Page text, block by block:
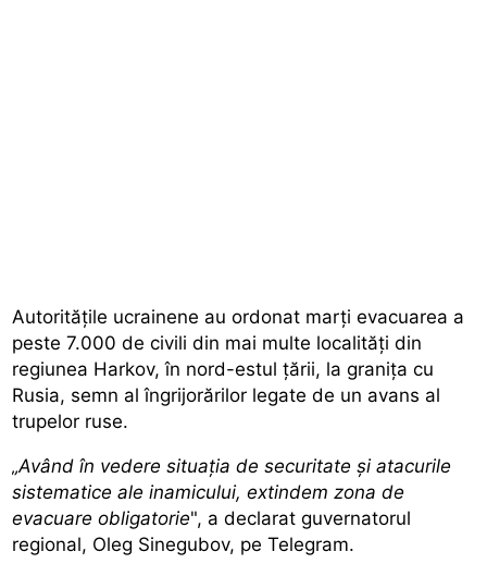
Autoritățile ucrainene au ordonat marți evacuarea a
peste 7.000 de civili din mai multe localități din
regiunea Harkov, în nord-estul țării, la granița cu
Rusia, semn al îngrijorărilor legate de un avans al
trupelor ruse.
„Având în vedere situaţia de securitate şi atacurile
sistematice ale inamicului, extindem zona de
evacuare obligatorie", a declarat guvernatorul
regional, Oleg Sinegubov, pe Telegram.